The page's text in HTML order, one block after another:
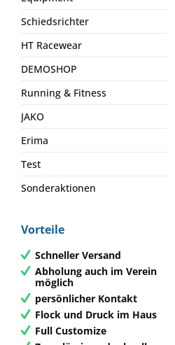
Schiedsrichter
HT Racewear
DEMOSHOP
Running & Fitness
JAKO
Erima
Test
Sonderaktionen
Vorteile
Schneller Versand
Abholung auch im Verein
möglich
persönlicher Kontakt
Flock und Druck im Haus
Full Customize